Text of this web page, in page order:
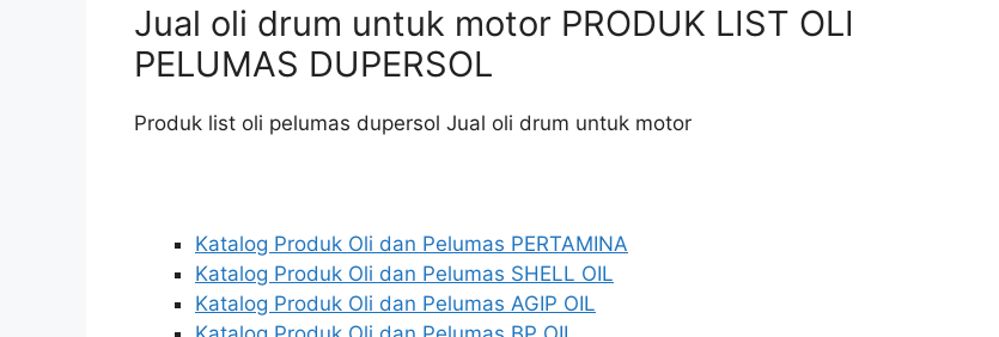
Jual oli drum untuk motor PRODUK LIST OLI
PELUMAS DUPERSOL
Produk list oli pelumas dupersol Jual oli drum untuk motor
Katalog Produk Oli dan Pelumas PERTAMINA
Katalog Produk Oli dan Pelumas SHELL OIL
Katalog Produk Oli dan Pelumas AGIP OIL